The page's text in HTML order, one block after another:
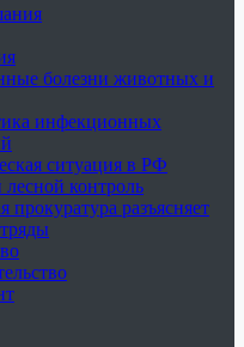
болезни животных и
инфекционных
ситуация в РФ
контроль
прокуратура разъясняет